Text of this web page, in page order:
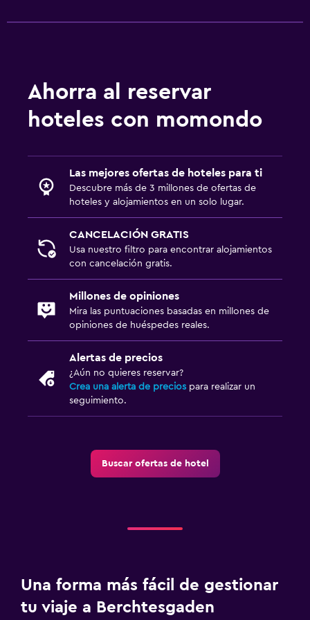
Estacionamiento y transporte
Estacionamiento gratuito
Estacionamiento privado
Sistema de entretenimiento
TV de pantalla plana
Sala de estar/TV compartida
TV por cable o vía satélite
Habitación
Almohada de plumas
Enchufe cerca de la cama
Salud y seguridad
Limpieza diaria
Ahorra al reservar
hoteles con momondo
Las mejores ofertas de hoteles para ti
Descubre más de 3 millones de ofertas de
hoteles y alojamientos en un solo lugar.
CANCELACIÓN GRATIS
Usa nuestro filtro para encontrar alojamientos
con cancelación gratis.
Millones de opiniones
Mira las puntuaciones basadas en millones de
opiniones de huéspedes reales.
Alertas de precios
¿Aún no quieres reservar?
Crea una alerta de precios para realizar un
seguimiento.
Buscar ofertas de hotel
Una forma más fácil de gestionar
tu viaje a Berchtesgaden